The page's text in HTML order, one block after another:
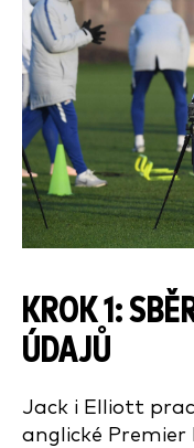
KROK 1:
ÚDAJŮ
Jack i Elliott
anglické Premier